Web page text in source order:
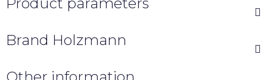
Brand Holzmann
Other information